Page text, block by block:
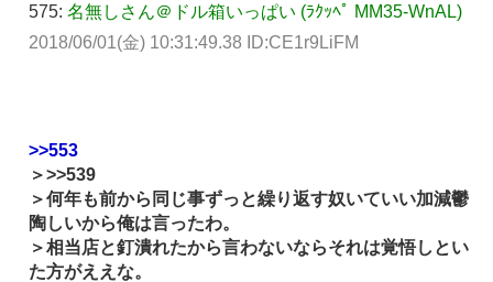
575: 名無しさん＠ドル箱いっぱい (ﾗｸｯﾍﾟ MM35-WnAL)
2018/06/01(金) 10:31:49.38 ID:CE1r9LiFM
>>553
＞>>539
＞何年も前から同じ事ずっと繰り返す奴いていい加減鬱
陶しいから俺は言ったわ。
＞相当店と釘潰れたから言わないならそれは覚悟しとい
た方がええな。